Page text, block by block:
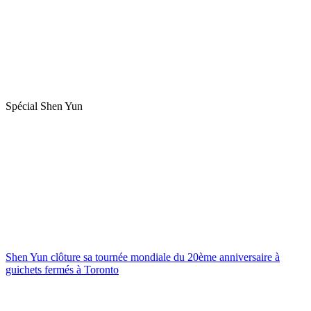
Spécial Shen Yun
Shen Yun clôture sa tournée mondiale du 20ème anniversaire à
guichets fermés à Toronto